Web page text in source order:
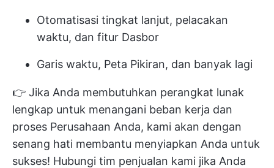
Otomatisasi tingkat lanjut, pelacakan
waktu, dan fitur Dasbor
Garis waktu, Peta Pikiran, dan banyak lagi
👉 Jika Anda membutuhkan perangkat lunak
lengkap untuk menangani beban kerja dan
proses Perusahaan Anda, kami akan dengan
senang hati membantu menyiapkan Anda untuk
sukses! Hubungi tim penjualan kami jika Anda